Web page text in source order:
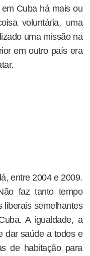
Cuba há mais ou
voluntária, uma
uma missão na
em outro país era
entre 2004 e 2009.
faz tanto tempo
liberais semelhantes
A igualdade, a
dar saúde a todos e
de habitação para